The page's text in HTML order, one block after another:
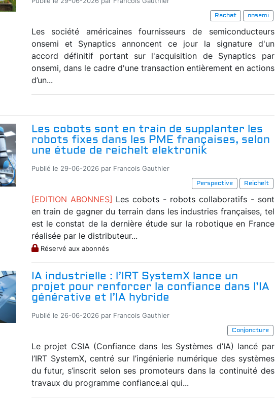
Rachat
onsemi
Les société américaines fournisseurs de semiconducteurs
onsemi et Synaptics annoncent ce jour la signature d'un
accord définitif portant sur l'acquisition de Synaptics par
onsemi, dans le cadre d'une transaction entièrement en actions
d’un...
Les cobots sont en train de supplanter les
robots fixes dans les PME françaises, selon
une étude de reichelt elektronik
Publié le 29-06-2026 par Francois Gauthier
Perspective
Reichelt
[EDITION ABONNES] Les cobots - robots collaboratifs - sont
en train de gagner du terrain dans les industries françaises, tel
est le constat de la dernière étude sur la robotique en France
réalisée par le distributeur...
Réservé aux abonnés
IA industrielle : l’IRT SystemX lance un
projet pour renforcer la confiance dans l’IA
générative et l’IA hybride
Publié le 26-06-2026 par Francois Gauthier
Conjoncture
Le projet CSIA (Confiance dans les Systèmes d’IA) lancé par
l’IRT SystemX, centré sur l’ingénierie numérique des systèmes
du futur, s’inscrit selon ses promoteurs dans la continuité des
travaux du programme confiance.ai qui...